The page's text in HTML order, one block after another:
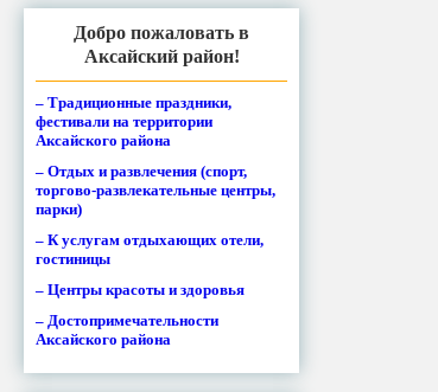
Добро пожаловать в
Аксайский район!
– Традиционные праздники,
фестивали на территории
Аксайского района
– Отдых и развлечения (спорт,
торгово-развлекательные центры,
парки)
– К услугам отдыхающих отели,
гостиницы
– Центры красоты и здоровья
– Достопримечательности
Аксайского района